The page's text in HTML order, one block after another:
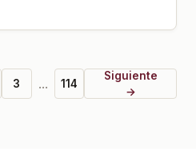
3 ... 114
Siguiente
→